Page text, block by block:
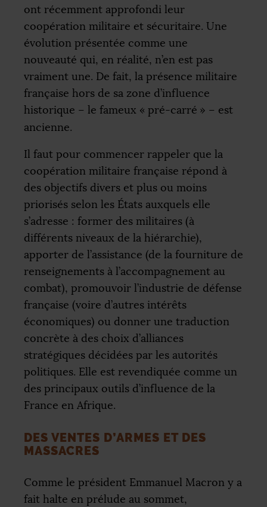
ont récemment approfondi leur
coopération militaire et sécuritaire. Une
évolution présentée comme une
nouveauté qui, en réalité, n’en est pas
vraiment une. De fait, la présence militaire
française hors de sa zone d’influence
historique – le fameux « pré-carré » – est
ancienne.
Il faut pour commencer rappeler que la
coopération militaire française répond à
des objectifs divers et plus ou moins
priorisés selon les États auxquels elle
s’adresse : former des militaires (à
différents niveaux de la hiérarchie),
apporter de l’assistance (de la fourniture de
renseignements à l’accompagnement au
combat), promouvoir l’industrie de défense
française (voire d’autres intérêts
économiques) ou donner une traduction
concrète à des choix d’alliances
stratégiques décidées par les autorités
politiques. Elle est revendiquée comme un
des principaux outils d’influence de la
France en Afrique.
DES VENTES D’ARMES ET DES
MASSACRES
Comme le président Emmanuel Macron y a
fait halte en prélude au sommet,